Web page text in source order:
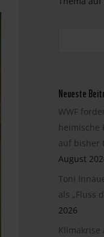
Neueste
WWF
heimische
auf bisher
August
Toni
als „Fluss
2026
Klimakrise